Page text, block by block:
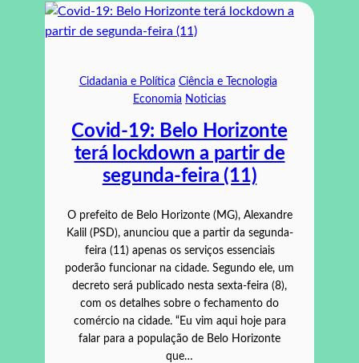
Cidadania e Política Ciência e Tecnologia
Economia Noticias
Covid-19: Belo Horizonte
terá lockdown a partir de
segunda-feira (11)
O prefeito de Belo Horizonte (MG), Alexandre
Kalil (PSD), anunciou que a partir da segunda-
feira (11) apenas os serviços essenciais
poderão funcionar na cidade. Segundo ele, um
decreto será publicado nesta sexta-feira (8),
com os detalhes sobre o fechamento do
comércio na cidade. “Eu vim aqui hoje para
falar para a população de Belo Horizonte
que…